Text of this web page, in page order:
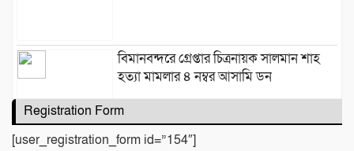
বিমানবন্দরে গ্রেপ্তার চিত্রনায়ক সালমান শাহ
হত্যা মামলার ৪ নম্বর আসামি ডন
Registration Form
[user_registration_form id=”154″]